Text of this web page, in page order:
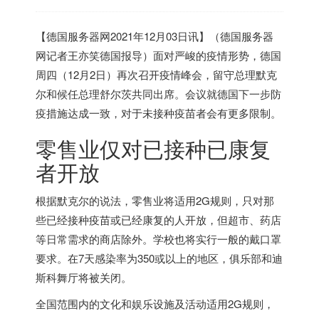
【德国服务器网2021年12月03日讯】（德国服务器
网记者王亦笑德国报导）面对严峻的疫情形势， 德国
周四（12月2日）再次召开疫情峰会，留守总理默克
尔和候任总理舒尔茨共同出席。会议就德国下一步防
疫措施达成一致，对于未接种疫苗者会有更多限制。
零售业仅对已接种已康复
者开放
根据默克尔的说法，零售业将适用2G规则，只对那
些已经接种疫苗或已经康复的人开放，但超市、药店
等日常需求的商店除外。学校也将实行一般的戴口罩
要求。在7天感染率为350或以上的地区，俱乐部和迪
斯科舞厅将被关闭。
全国范围内的文化和娱乐设施及活动适用2G规则，